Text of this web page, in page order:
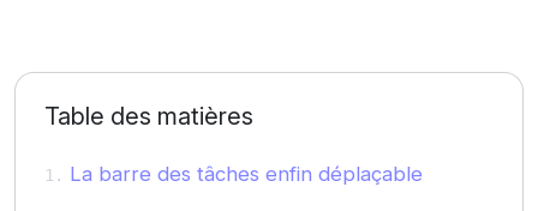
Table des matières
La barre des tâches enfin déplaçable